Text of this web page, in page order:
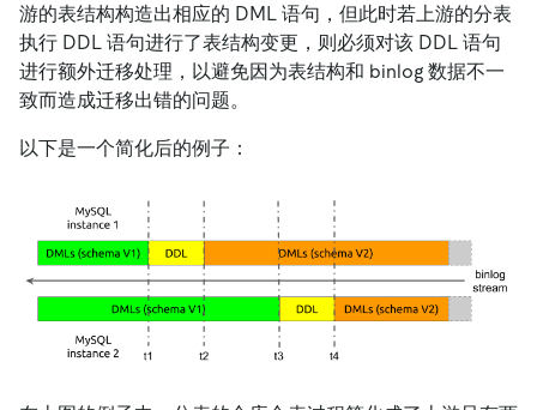
游的表结构构造出相应的 DML 语句，但此时若上游的分表
执行 DDL 语句进行了表结构变更，则必须对该 DDL 语句
进行额外迁移处理，以避免因为表结构和 binlog 数据不一
致而造成迁移出错的问题。
以下是一个简化后的例子：